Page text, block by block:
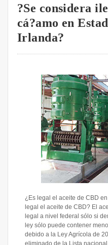
?Se considera
cá?amo en
Irlanda?
¿Es legal el aceite de CBD
legal el aceite de CBD? El
legal a nivel federal sólo si
ley sólo puede contener
debido a la Ley Agrícola de